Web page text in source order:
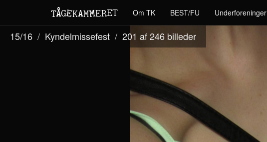
TÅGEKAMMERET Om TK BEST/FU Underforeninger
15/16 Kyndelmissefest 201 af 246 billeder